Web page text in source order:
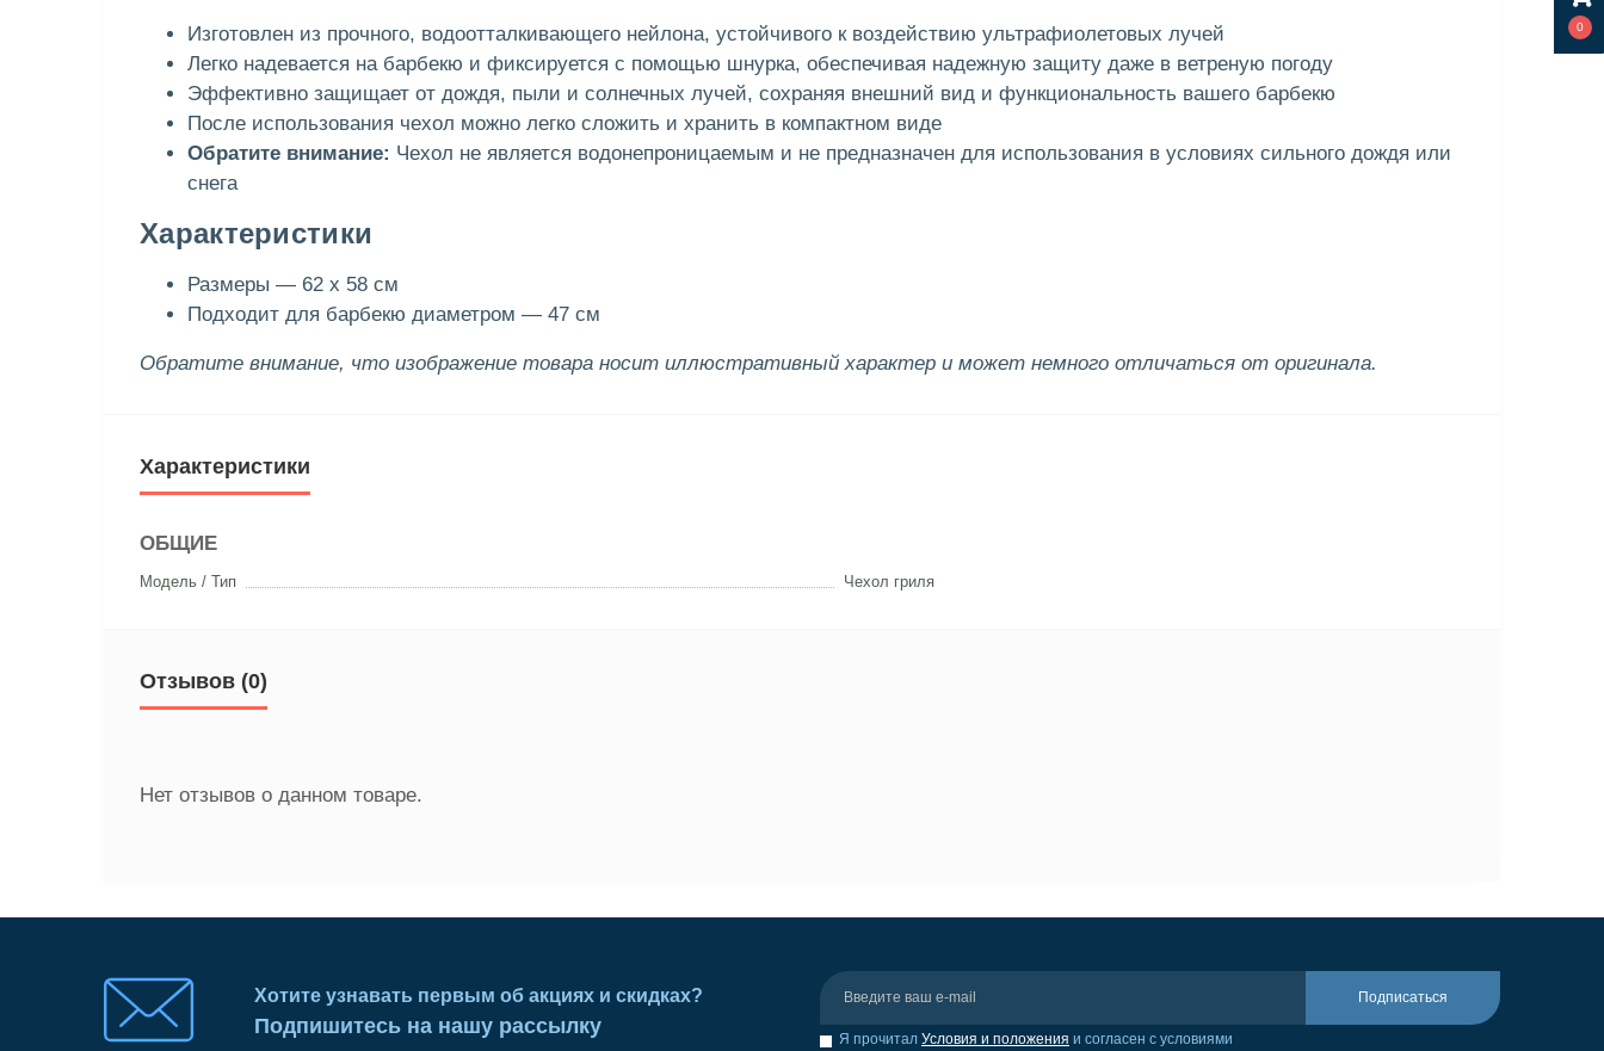
0
Изготовлен из прочного, водоотталкивающего нейлона, устойчивого к воздействию ультрафиолетовых лучей
Легко надевается на барбекю и фиксируется с помощью шнурка, обеспечивая надежную защиту даже в ветреную погоду
Эффективно защищает от дождя, пыли и солнечных лучей, сохраняя внешний вид и функциональность вашего барбекю
После использования чехол можно легко сложить и хранить в компактном виде
Обратите внимание: Чехол не является водонепроницаемым и не предназначен для использования в условиях сильного дождя или
снега
Характеристики
Размеры — 62 x 58 см
Подходит для барбекю диаметром — 47 см
Обратите внимание, что изображение товара носит иллюстративный характер и может немного отличаться от оригинала.
Характеристики
ОБЩИЕ
Модель / Тип Чехол гриля
Отзывов (0)
Нет отзывов о данном товаре.
Хотите узнавать первым об акциях и скидках?
Подпишитесь на нашу рассылку
Подписаться
Я прочитал Условия и положения и согласен с условиями